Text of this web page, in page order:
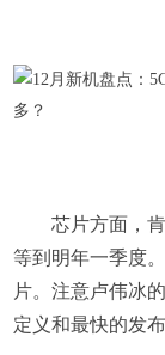
芯片方面，
等到明年一季度
片。注意卢伟冰
定义和最快的发布